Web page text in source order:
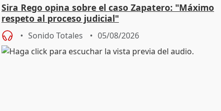
Sira Rego opina sobre el caso Zapatero: "Máximo
respeto al proceso judicial"
Sonido Totales 05/08/2026